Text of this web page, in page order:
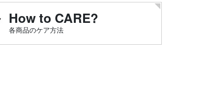
How to CARE?
各商品のケア方法